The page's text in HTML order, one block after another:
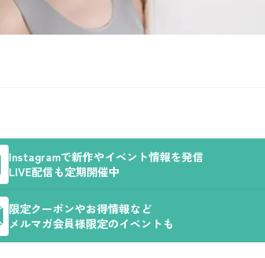
Instagramで新作やイベント情報を発信
LIVE配信も定期開催中
限定クーポンやお得情報など
メルマガ会員様限定のイベントも